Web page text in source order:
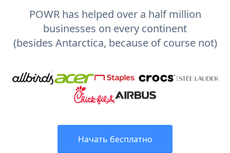
POWR has helped over a half million
businesses on every continent
(besides Antarctica, because of course not)
Начать бесплатно